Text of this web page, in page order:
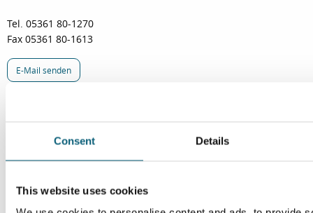
Consent Details
This website uses cookies
Tel. 05361 80-1270
Fax 05361 80-1613
E-Mail senden
Zur Frauenklinik